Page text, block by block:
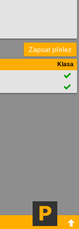
Zapsat přelez
Klasa


